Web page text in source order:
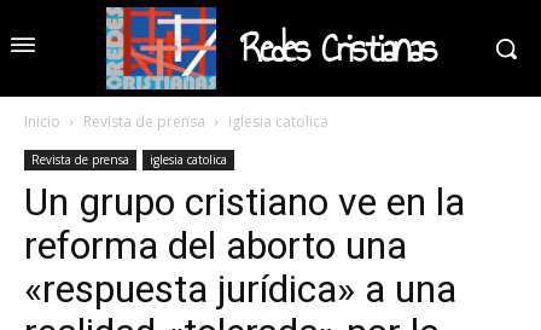
Redes Cristianas
Inicio Revista de prensa iglesia catolica
Revista de prensa iglesia catolica
Un grupo cristiano ve en la
reforma del aborto una
«respuesta jurídica» a una